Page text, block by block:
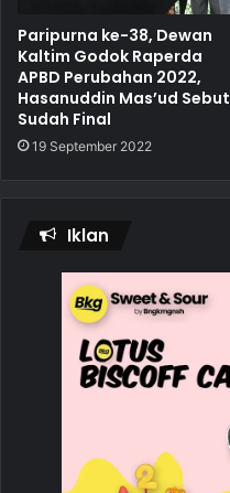
Paripurna ke-38, Dewan
Kaltim Godok Raperda
APBD Perubahan 2022,
Hasanuddin Mas’ud Sebut
Sudah Final
19 September 2022
Iklan